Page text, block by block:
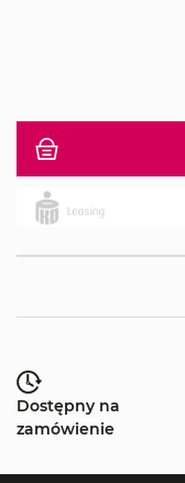
Dostępny na
zamówienie